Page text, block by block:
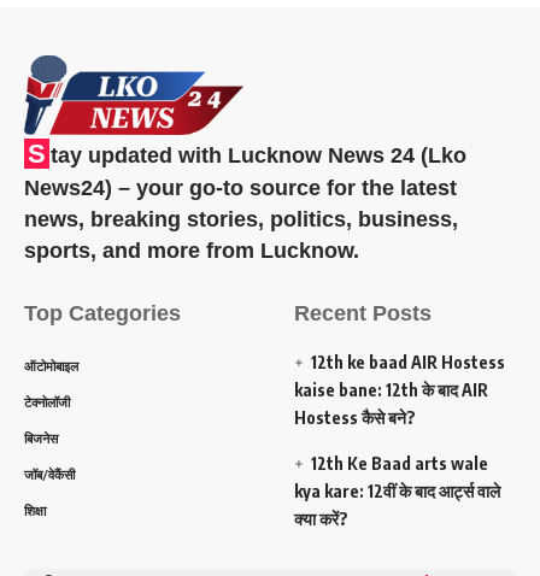
S tay updated with Lucknow News 24 (Lko
News24) – your go-to source for the latest
news, breaking stories, politics, business,
sports, and more from Lucknow.
Top Categories
ऑटोमोबाइल
टेक्नोलॉजी
बिजनेस
जॉब/वेकैंसी
शिक्षा
Recent Posts
12th ke baad AIR Hostess
kaise bane: 12th के बाद AIR
Hostess कैसे बने?
12th Ke Baad arts wale
kya kare: 12वीं के बाद आर्ट्स वाले
क्या करें?